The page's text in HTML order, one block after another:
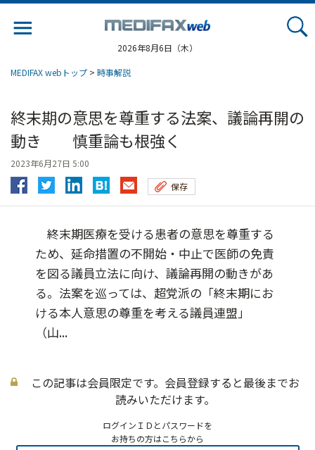
2026年8月6日（木）
MEDIFAX webトップ > 時事解説
終末期の意思を尊重する法案、議論再開の
動き 慎重論も根強く
2023年6月27日 5:00
保存
終末期医療を受ける患者の意思を尊重する
ため、延命措置の不開始・中止で医師の免責
を図る議員立法に向け、議論再開の動きがあ
る。法案を巡っては、超党派の「終末期にお
ける本人意思の尊重を考える議員連盟」
（山...
この記事は会員限定です。会員登録すると最後までお
読みいただけます。
ログインＩＤとパスワードを
お持ちの方はこちらから